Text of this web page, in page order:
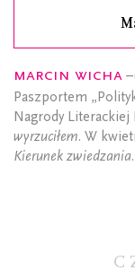
Marcin Wicha
Paszportem
Nagrody Literackiej
wyrzuciłem. W
Kierunek zwiedzania.